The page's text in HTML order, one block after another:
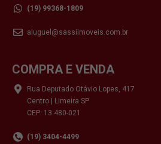
(19) 99368-1809
aluguel@sassiimoveis.com.br
COMPRA E VENDA
Rua Deputado Otávio Lopes, 417
Centro | Limeira SP
CEP: 13.480-021
(19) 3404-4499